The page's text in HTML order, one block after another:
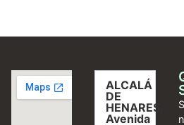
ALCALÁ
DE
HENARES,
Avenida